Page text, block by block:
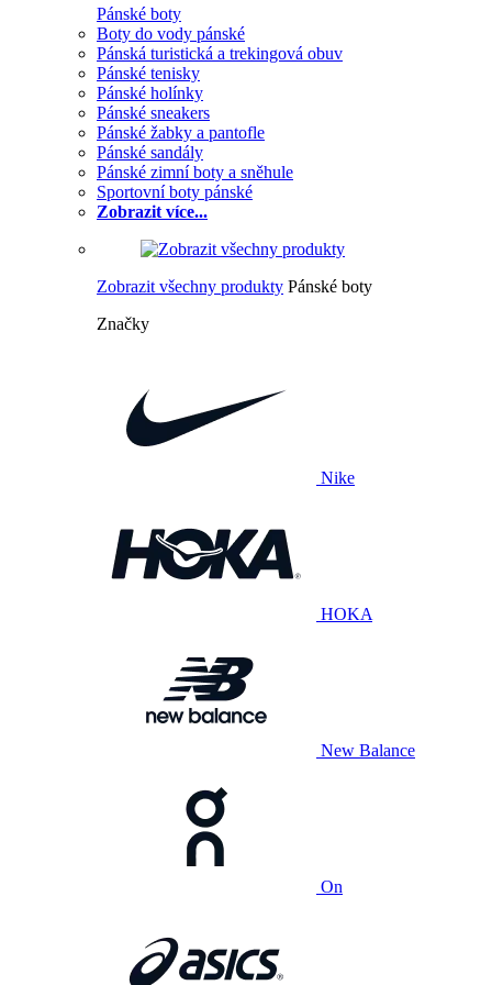
Pánské boty
Boty do vody pánské
Pánská turistická a trekingová obuv
Pánské tenisky
Pánské holínky
Pánské sneakers
Pánské žabky a pantofle
Pánské sandály
Pánské zimní boty a sněhule
Sportovní boty pánské
Zobrazit více...
Zobrazit všechny produkty Pánské boty
Značky
Nike
HOKA
New Balance
On